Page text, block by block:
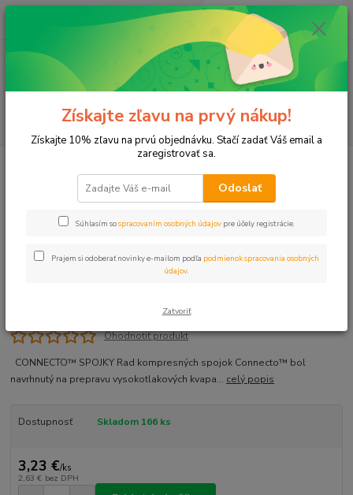
Menu
(Po-Pia, 8-17 hod.)
ks
za0 €
L-kus 32x1" VNZ PROFI
Ohodnotiť produkt
CONNECTO™ SPOJKY Rad kompresných spojok Connecto™ bol
navrhnutý na prepravu vysokotlakových kvapa... celý popis
Dostupnosť Skladom 166 ks
3,23 €/ks
2,63 € bez DPH
Získajte zľavu na prvý nákup!
Získajte 10% zľavu na prvú objednávku. Stačí zadať Váš email a
zaregistrovať sa.
Odoslať
Súhlasím sospracovaním osobných údajov pre účely registrácie.
Prajem si odoberať novinky e-mailom podľa podmienok spracovania osobných
údajov
Zatvoriť